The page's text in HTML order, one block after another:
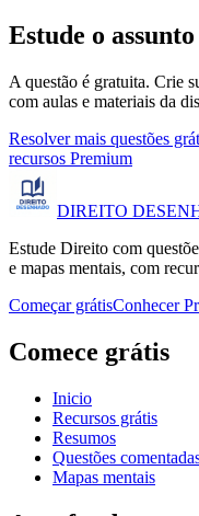
Estude o assunto
A questão é gratuita. Crie
com aulas e materiais da
Resolver mais questões
recursos Premium
DIREITO
Estude Direito com
e mapas mentais, com
Começar grátisConhecer
Comece grátis
Inicio
Recursos grátis
Resumos
Questões
Mapas mentais